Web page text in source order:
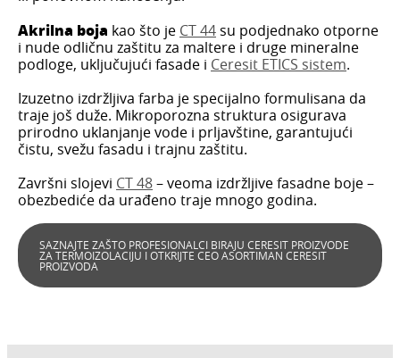
Akrilna boja kao što je CT 44su podjednako otporne
i nude odličnu zaštitu za maltere i druge mineralne
podloge, uključujući fasade i Ceresit ETICS sistem.
Izuzetno izdržljiva farba je specijalno formulisana da
traje još duže. Mikroporozna struktura osigurava
prirodno uklanjanje vode i prljavštine, garantujući
čistu, svežu fasadu i trajnu zaštitu.
Završni slojevi CT 48– veoma izdržljive fasadne boje –
obezbediće da urađeno traje mnogo godina.
SAZNAJTE ZAŠTO PROFESIONALCI BIRAJU CERESIT PROIZVODE
ZA TERMOIZOLACIJU I OTKRIJTE CEO ASORTIMAN CERESIT
PROIZVODA